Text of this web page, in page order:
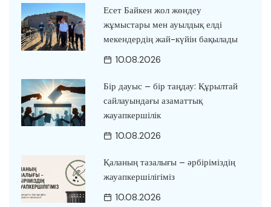
Есет Байкен жол жөндеу
жұмыстары мен ауылдық елді
мекендердің жай-күйін бақылады
10.08.2026
Бір дауыс – бір таңдау: Құрылтай
сайлауындағы азаматтық
жауапкершілік
10.08.2026
Қаланың тазалығы – әрбіріміздің
жауапкершілігіміз
10.08.2026